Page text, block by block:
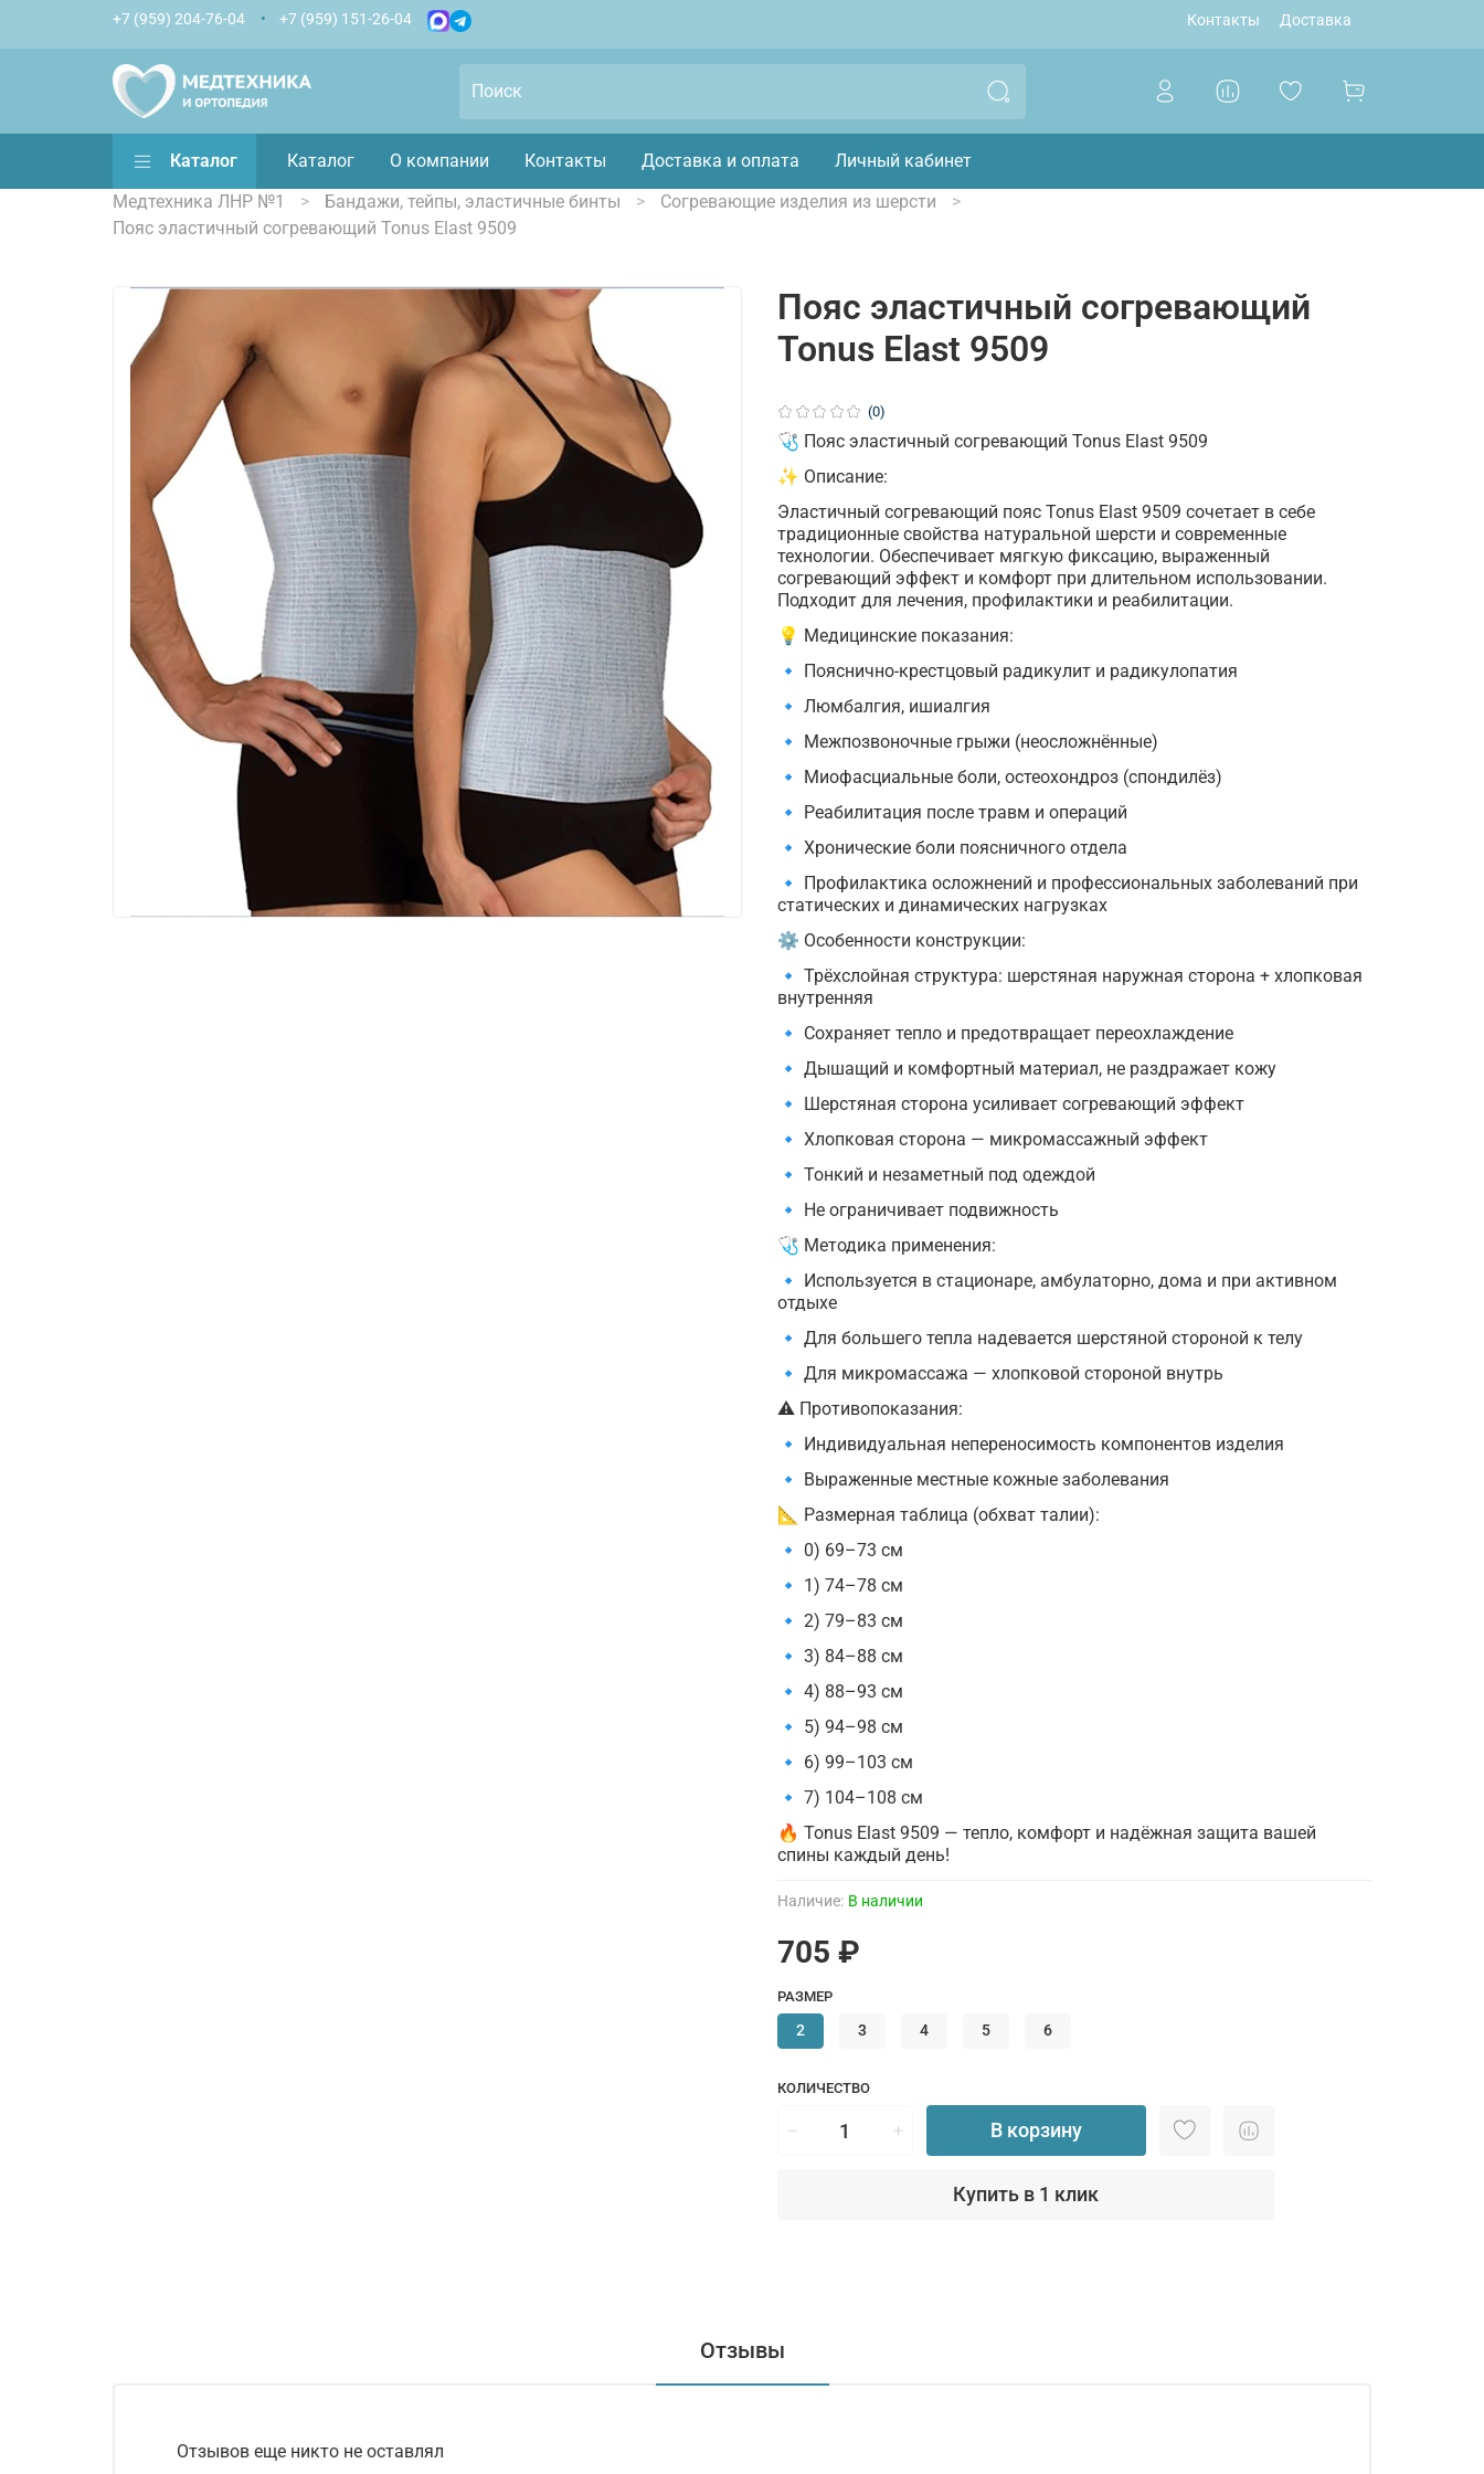
Контакты Доставка
+7 (959) 204-76-04 +7 (959) 151-26-04
Каталог Каталог О компании Контакты Доставка и оплата
Личный кабинет
Медтехника ЛНР №1
Бандажи, тейпы, эластичные бинты
Согревающие изделия из шерсти
Пояс эластичный согревающий Tonus Elast 9509
(0)
Наличие: В наличии
Пояс эластичный согревающий
Tonus Elast 9509
705 ₽
КОЛИЧЕСТВО
В корзину
Купить в 1 клик
РАЗМЕР
2 3 4 5 6
🩺 Пояс эластичный согревающий Tonus Elast 9509
✨ Описание:
Эластичный согревающий пояс Tonus Elast 9509 сочетает в себе
традиционные свойства натуральной шерсти и современные
технологии. Обеспечивает мягкую фиксацию, выраженный
согревающий эффект и комфорт при длительном использовании.
Подходит для лечения, профилактики и реабилитации.
💡 Медицинские показания:
🔹 Пояснично-крестцовый радикулит и радикулопатия
🔹 Люмбалгия, ишиалгия
🔹 Межпозвоночные грыжи (неосложнённые)
🔹 Миофасциальные боли, остеохондроз (спондилёз)
🔹 Реабилитация после травм и операций
🔹 Хронические боли поясничного отдела
🔹 Профилактика осложнений и профессиональных заболеваний при
статических и динамических нагрузках
⚙ Особенности конструкции:
🔹 Трёхслойная структура: шерстяная наружная сторона + хлопковая
внутренняя
🔹 Сохраняет тепло и предотвращает переохлаждение
🔹 Дышащий и комфортный материал, не раздражает кожу
🔹 Шерстяная сторона усиливает согревающий эффект
🔹 Хлопковая сторона — микромассажный эффект
🔹 Тонкий и незаметный под одеждой
🔹 Не ограничивает подвижность
🩺 Методика применения:
🔹 Используется в стационаре, амбулаторно, дома и при активном
отдыхе
🔹 Для большего тепла надевается шерстяной стороной к телу
🔹 Для микромассажа — хлопковой стороной внутрь
⚠ Противопоказания:
🔹 Индивидуальная непереносимость компонентов изделия
🔹 Выраженные местные кожные заболевания
📐 Размерная таблица (обхват талии):
🔹 0) 69–73 см
🔹 1) 74–78 см
🔹 2) 79–83 см
🔹 3) 84–88 см
🔹 4) 88–93 см
🔹 5) 94–98 см
🔹 6) 99–103 см
🔹 7) 104–108 см
🔥 Tonus Elast 9509 — тепло, комфорт и надёжная защита вашей
спины каждый день!
Отзывы
Отзывов еще никто не оставлял